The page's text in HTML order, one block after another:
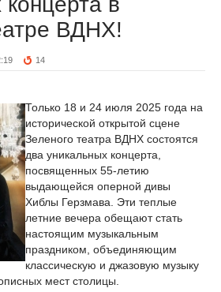
ВДНХ!
14
Только 18 и 24 июля 2025 года на
исторической открытой сцене
Зеленого театра ВДНХ состоятся
два уникальных концерта,
посвященных 55-летию
выдающейся оперной дивы
Хиблы Герзмава. Эти теплые
летние вечера обещают стать
настоящим музыкальным
праздником, объединяющим
классическую и джазовую музыку
мест столицы.